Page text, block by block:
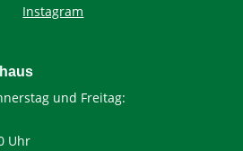
Instagram
und Freitag:
Uhr